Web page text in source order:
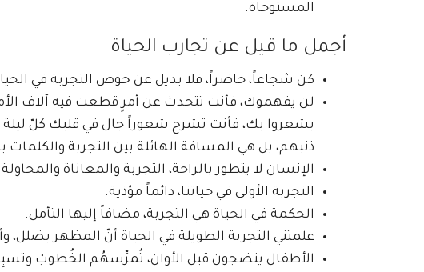
المستوحاة.
أجمل ما قيل عن تجارب الحياة
كن شجاعاً، حاضراً، فلا بديل عن خوض التجربة في
لن يفهموك، فأنت تتحدث عن أمرٍ قطعت فيه آلاف
يشعروا بك، فأنت تشرح شعوراً جال في قلبك كلّ ليلة
ذنبهم، بل هي المسافة الهائلة بين التجربة والكلمات
الإنسان لا يتطور بالراحة، التجربة والمعاناة
التجربة الأولى في حياتنا، دائماً مؤذية.
الحكمة في الحياة هي التجربة، مضافاً إليها التأمل.
علمتني التجربة الطويلة في الحياة أنّ المظهر يضلل،
الأطفال ينضجون قبل الأوان، تُمرِّسهُم الخُطوبْ